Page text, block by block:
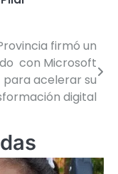
firmó un
con Microsoft
para acelerar su
digital